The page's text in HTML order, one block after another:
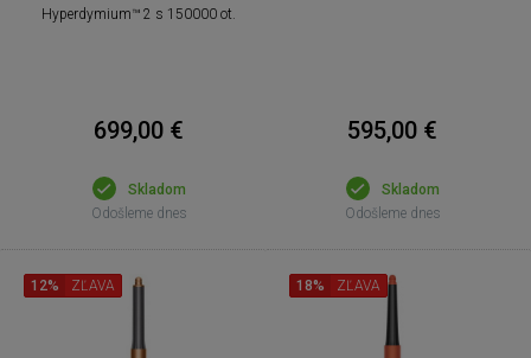
Hyperdymium™ 2 s 150000 ot.
699,00 €
Skladom
Odošleme dnes
595,00 €
Skladom
Odošleme dnes
12% ZĽAVA 18% ZĽAVA